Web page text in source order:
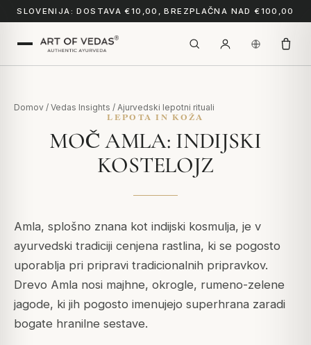
SLOVENIJA: DOSTAVA €10,00, BREZPLAČNA NAD €100,00
Domov / Vedas Insights / Ajurvedski lepotni rituali
LEPOTA IN KOŽA
MOČ AMLA: INDIJSKI
KOSTELOJZ
Amla, splošno znana kot indijski kosmulja, je v
ayurvedski tradiciji cenjena rastlina, ki se pogosto
uporablja pri pripravi tradicionalnih pripravkov.
Drevo Amla nosi majhne, okrogle, rumeno-zelene
jagode, ki jih pogosto imenujejo superhrana zaradi
bogate hranilne sestave.